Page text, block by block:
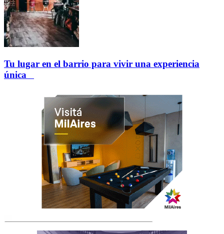
Tu lugar en el barrio para vivir una experiencia
única